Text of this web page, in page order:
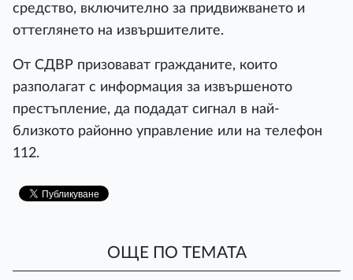
средство, включително за придвижването и
оттеглянето на извършителите.
От СДВР призовават гражданите, които
разполагат с информация за извършеното
престъпление, да подадат сигнал в най-
близкото районно управление или на телефон
112.
ОЩЕ ПО ТЕМАТА